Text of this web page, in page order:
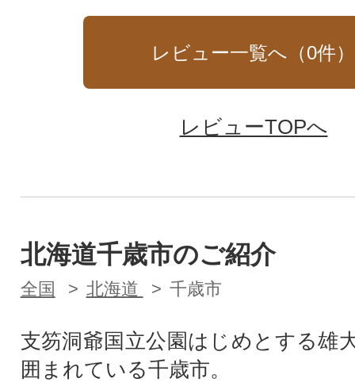
レビュー一覧へ（0件）
レビューTOPへ
北海道千歳市のご紹介
全国 北海道 千歳市
支笏洞爺国立公園はじめとする雄
囲まれている千歳市。